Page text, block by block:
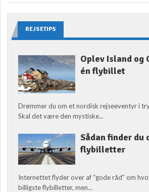
REJSETIPS
Oplev Island og
én flybillet
Drømmer du om et nordisk rejseeventyr i
Skal det være den mystiske...
Sådan finder du
flybilletter
Internettet flyder over af “gode råd” om
billigste flybilletter, men...